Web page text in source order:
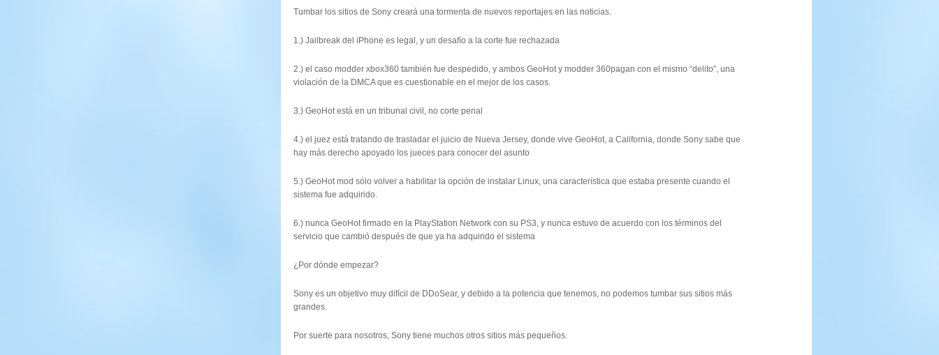
Tumbar los sitios de Sony creará una tormenta de nuevos reportajes en las noticias.
1.) Jailbreak del iPhone es legal, y un desafío a la corte fue rechazada
2.) el caso modder xbox360 también fue despedido, y ambos GeoHot y modder 360pagan con el mismo “delito”, una
violación de la DMCA que es cuestionable en el mejor de los casos.
3.) GeoHot está en un tribunal civil, no corte penal
4.) el juez está tratando de trasladar el juicio de Nueva Jersey, donde vive GeoHot, a California, donde Sony sabe que
hay más derecho apoyado los jueces para conocer del asunto
5.) GeoHot mod sólo volver a habilitar la opción de instalar Linux, una característica que estaba presente cuando el
sistema fue adquirido.
6.) nunca GeoHot firmado en la PlayStation Network con su PS3, y nunca estuvo de acuerdo con los términos del
servicio que cambió después de que ya ha adquirido el sistema
¿Por dónde empezar?
Sony es un objetivo muy difícil de DDoSear, y debido a la potencia que tenemos, no podemos tumbar sus sitios más
grandes.
Por suerte para nosotros, Sony tiene muchos otros sitios más pequeños.